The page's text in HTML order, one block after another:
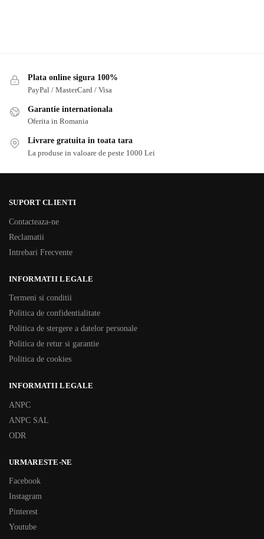
Plata online sigura 100%
PayPal / MasterCard / Visa
Garantie internationala
Oferita in Romania
Livrare gratuita in toata tara
La produse in valoare de peste 1000 Lei
SUPORT CLIENTI
Contacteaza-ne
Reclamatii
Intrebari Frecvente
INFORMATII LEGALE
Termeni si conditii
Politica de confidentialitate
Politica de stergere a datelor personale
Politica de retur si garantie
Politica de cookies
INFORMATII LEGALE
ANPC
ANPC SAL
ODR
URMARESTE-NE
Facebook
Instagram
Pinterest
Youtube